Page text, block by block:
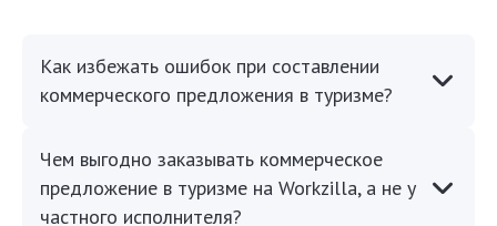
Как избежать ошибок при составлении
коммерческого предложения в туризме?
Чем выгодно заказывать коммерческое
предложение в туризме на Workzilla, а не у
частного исполнителя?